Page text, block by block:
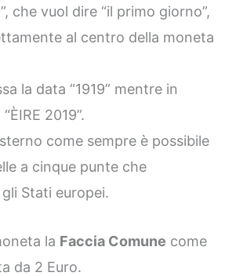
che vuol dire “il primo giorno”,
al centro della moneta
la data “1919” mentre in
2019”.
come sempre è possibile
a cinque punte che
Stati europei.
la Faccia Comune come
da 2 Euro.